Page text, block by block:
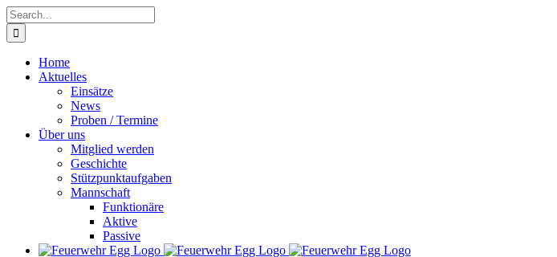
Skip
to
content
Search
for:
Home
Aktuelles
Einsätze
News
Proben / Termine
Über uns
Mitglied werden
Geschichte
Stützpunktaufgaben
Mannschaft
Funktionäre
Aktive
Passive